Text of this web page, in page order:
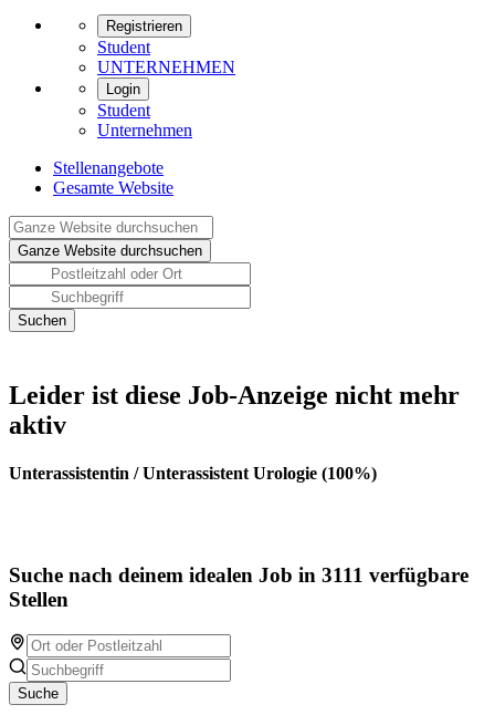
Registrieren
Student
UNTERNEHMEN
Login
Student
Unternehmen
Stellenangebote
Gesamte Website
Leider ist diese Job-Anzeige nicht mehr
aktiv
Unterassistentin / Unterassistent Urologie (100%)
Suche nach deinem idealen Job in 3111 verfügbare
Stellen
Suche